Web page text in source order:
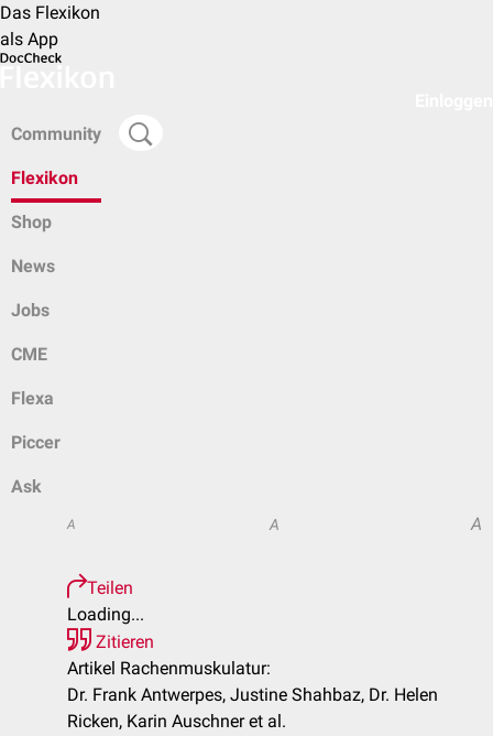
Das Flexikon
als App
Community
Flexikon
Shop
News
Jobs
CME
Flexa
Piccer
Ask
A A A
Teilen
Loading...
Zitieren
Artikel Rachenmuskulatur:
Dr. Frank Antwerpes, Justine Shahbaz, Dr. Helen
Ricken, Karin Auschner et al.